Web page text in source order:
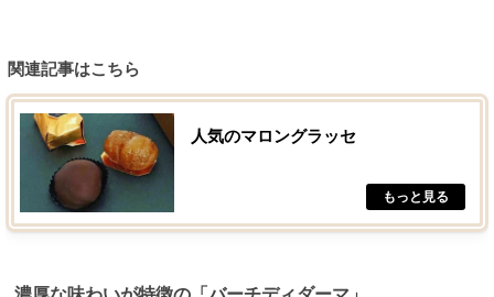
関連記事はこちら
人気のマロングラッセ